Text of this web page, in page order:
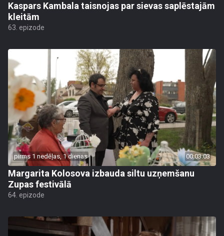
Kaspars Kambala taisnojas par sievas saplēstajām
kleitām
63. epizode
pirms 1 nedēļas, 1 dienas 00:03:03
Margarita Kolosova izbauda siltu uzņemšanu
Zupas festivālā
64. epizode